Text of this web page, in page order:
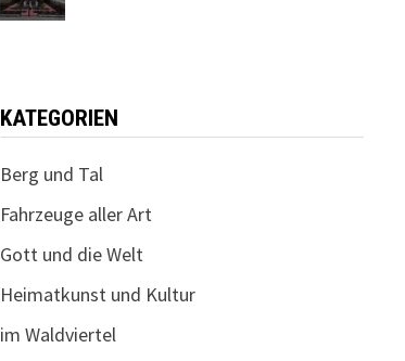
KATEGORIEN
Berg und Tal
Fahrzeuge aller Art
Gott und die Welt
Heimatkunst und Kultur
im Waldviertel